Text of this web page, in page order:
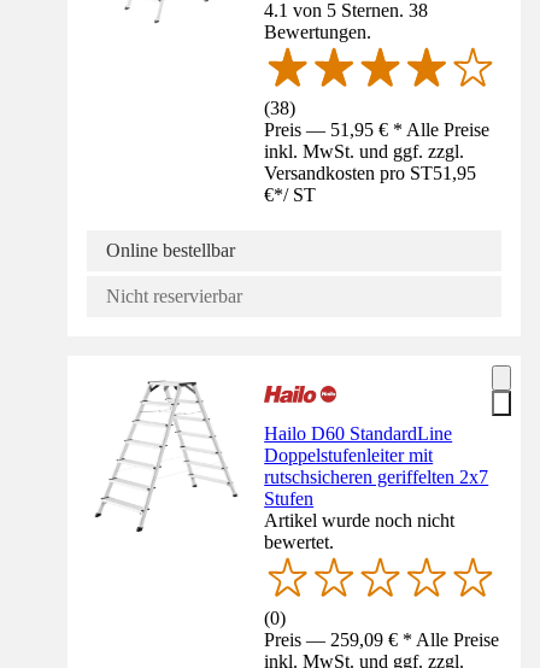
4.1 von 5 Sternen. 38
Bewertungen.
(38)
Preis — 51,95 € * Alle Preise
inkl. MwSt. und ggf. zzgl.
Versandkosten pro ST51,95
€*/ ST
Online bestellbar
Nicht reservierbar
Hailo D60 StandardLine
Doppelstufenleiter mit
rutschsicheren geriffelten 2x7
Stufen
Artikel wurde noch nicht
bewertet.
(0)
Preis — 259,09 € * Alle Preise
inkl. MwSt. und ggf. zzgl.